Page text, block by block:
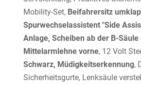
Mobility-Set, Beifahrersitz
Spurwechselassistent "Side
Anlage, Scheiben ab der B-
Mittelarmlehne vorne, 12 Volt
Schwarz, Müdigkeitserkennung,
Sicherheitsgurte, Lenksäule